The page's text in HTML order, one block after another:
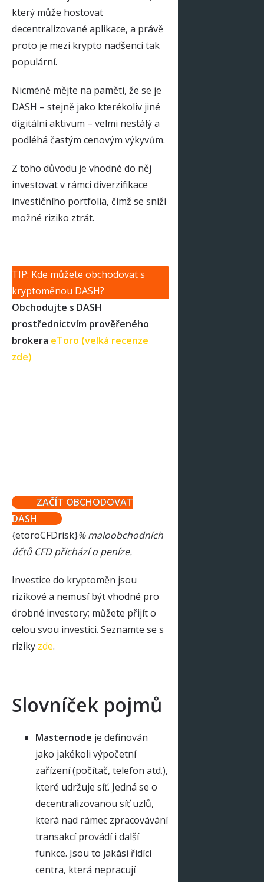
který může hostovat
decentralizované aplikace, a právě
proto je mezi krypto nadšenci tak
populární.
Nicméně mějte na paměti, že se je
DASH – stejně jako kterékoliv jiné
digitální aktivum – velmi nestálý a
podléhá častým cenovým výkyvům.
Z toho důvodu je vhodné do něj
investovat v rámci diverzifikace
investičního portfolia, čímž se sníží
možné riziko ztrát.
TIP: Kde můžete obchodovat s
kryptoměnou DASH?
Obchodujte s DASH
prostřednictvím prověřeného
brokera eToro (velká recenze
zde)
ZAČÍT OBCHODOVAT
DASH
{etoroCFDrisk}% maloobchodních
účtů CFD přichází o peníze.
Investice do kryptoměn jsou
rizikové a nemusí být vhodné pro
drobné investory; můžete přijít o
celou svou investici. Seznamte se s
riziky zde.
Slovníček pojmů
Masternode je definován
jako jakékoli výpočetní
zařízení (počítač, telefon atd.),
které udržuje síť. Jedná se o
decentralizovanou síť uzlů,
která nad rámec zpracovávání
transakcí provádí i další
funkce. Jsou to jakási řídící
centra, která nepracují